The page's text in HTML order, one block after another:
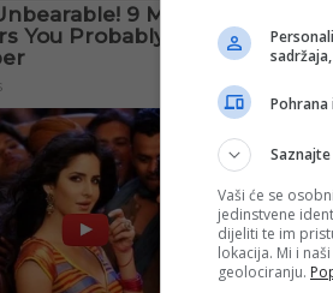
Vaši će se
jedinstvene
dijeliti te im
lokacija. Mi i
geolociranju.